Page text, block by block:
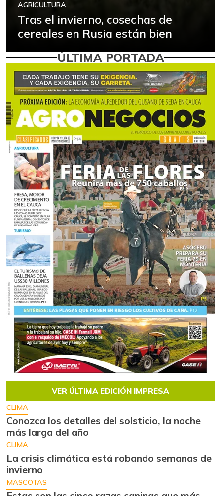
AGRICULTURA
Tras el invierno, cosechas de
cereales en Rusia están bien
ÚLTIMA PORTADA
VER ÚLTIMA EDICIÓN IMPRESA
CLIMA
Conozca los detalles del solsticio, la noche
más larga del año
CLIMA
La crisis climática está robando semanas de
invierno
MASCOTAS